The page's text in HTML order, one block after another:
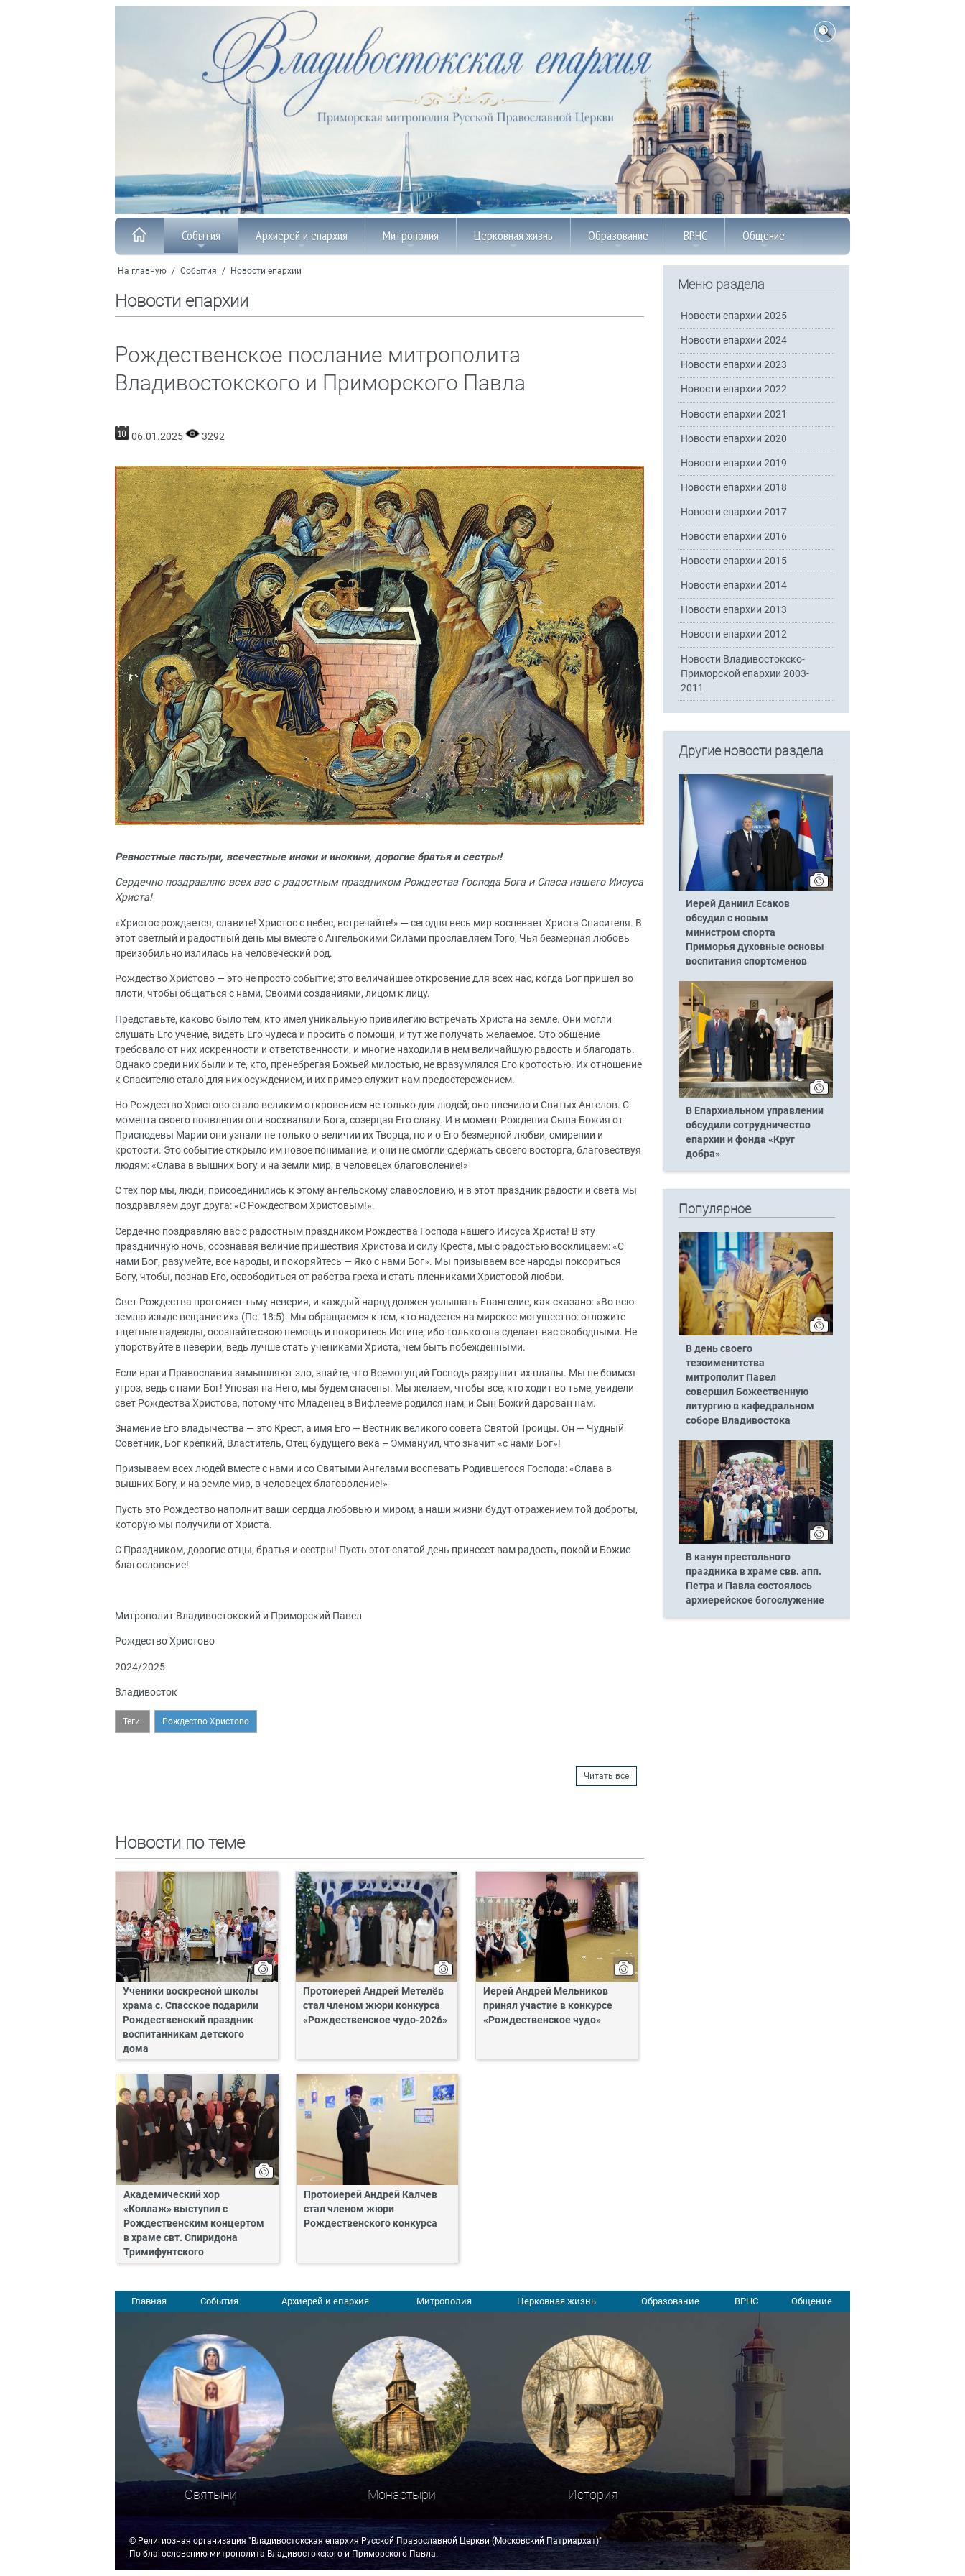
События Архиерей и епархия Митрополия Церковная жизнь Образование ВРНС Общение
На главную / События / Новости епархии
Новости епархии
Рождественское послание митрополита
Владивостокского и Приморского Павла
06.01.2025 3292
Ревностные пастыри, всечестные иноки и инокини, дорогие братья и сестры!
Сердечно поздравляю всех вас с радостным праздником Рождества Господа Бога и Спаса нашего Иисуса
Христа!
«Христос рождается, славите! Христос с небес, встречайте!» — сегодня весь мир воспевает Христа Спасителя. В
этот светлый и радостный день мы вместе с Ангельскими Силами прославляем Того, Чья безмерная любовь
преизобильно излилась на человеческий род.
Рождество Христово — это не просто событие; это величайшее откровение для всех нас, когда Бог пришел во
плоти, чтобы общаться с нами, Своими созданиями, лицом к лицу.
Представьте, каково было тем, кто имел уникальную привилегию встречать Христа на земле. Они могли
слушать Его учение, видеть Его чудеса и просить о помощи, и тут же получать желаемое. Это общение
требовало от них искренности и ответственности, и многие находили в нем величайшую радость и благодать.
Однако среди них были и те, кто, пренебрегая Божьей милостью, не вразумлялся Его кротостью. Их отношение
к Спасителю стало для них осуждением, и их пример служит нам предостережением.
Но Рождество Христово стало великим откровением не только для людей; оно пленило и Святых Ангелов. С
момента своего появления они восхваляли Бога, созерцая Его славу. И в момент Рождения Сына Божия от
Приснодевы Марии они узнали не только о величии их Творца, но и о Его безмерной любви, смирении и
кротости. Это событие открыло им новое понимание, и они не смогли сдержать своего восторга, благовествуя
людям: «Слава в вышних Богу и на земли мир, в человецех благоволение!»
С тех пор мы, люди, присоединились к этому ангельскому славословию, и в этот праздник радости и света мы
поздравляем друг друга: «С Рождеством Христовым!».
Сердечно поздравляю вас с радостным праздником Рождества Господа нашего Иисуса Христа! В эту
праздничную ночь, осознавая величие пришествия Христова и силу Креста, мы с радостью восклицаем: «С
нами Бог, разумейте, все народы, и покоряйтесь — Яко с нами Бог». Мы призываем все народы покориться
Богу, чтобы, познав Его, освободиться от рабства греха и стать пленниками Христовой любви.
Свет Рождества прогоняет тьму неверия, и каждый народ должен услышать Евангелие, как сказано: «Во всю
землю изыде вещание их» (Пс. 18:5). Мы обращаемся к тем, кто надеется на мирское могущество: отложите
тщетные надежды, осознайте свою немощь и покоритесь Истине, ибо только она сделает вас свободными. Не
упорствуйте в неверии, ведь лучше стать учениками Христа, чем быть побежденными.
Если враги Православия замышляют зло, знайте, что Всемогущий Господь разрушит их планы. Мы не боимся
угроз, ведь с нами Бог! Уповая на Него, мы будем спасены. Мы желаем, чтобы все, кто ходит во тьме, увидели
свет Рождества Христова, потому что Младенец в Вифлееме родился нам, и Сын Божий дарован нам.
Знамение Его владычества — это Крест, а имя Его — Вестник великого совета Святой Троицы. Он — Чудный
Советник, Бог крепкий, Властитель, Отец будущего века – Эммануил, что значит «с нами Бог»!
Призываем всех людей вместе с нами и со Святыми Ангелами воспевать Родившегося Господа: «Слава в
вышних Богу, и на земле мир, в человецех благоволение!»
Пусть это Рождество наполнит ваши сердца любовью и миром, а наши жизни будут отражением той доброты,
которую мы получили от Христа.
С Праздником, дорогие отцы, братья и сестры! Пусть этот святой день принесет вам радость, покой и Божие
благословение!
Митрополит Владивостокский и Приморский Павел
Рождество Христово
2024/2025
Владивосток
Теги: Рождество Христово
Читать все
Новости по теме
Ученики воскресной школы
храма с. Спасское подарили
Рождественский праздник
воспитанникам детского
дома
Протоиерей Андрей Метелёв
стал членом жюри конкурса
«Рождественское чудо-2026»
Иерей Андрей Мельников
принял участие в конкурсе
«Рождественское чудо»
Академический хор
«Коллаж» выступил с
Рождественским концертом
в храме свт. Спиридона
Тримифунтского
Протоиерей Андрей Калчев
стал членом жюри
Рождественского конкурса
Меню раздела
Новости епархии 2025
Новости епархии 2024
Новости епархии 2023
Новости епархии 2022
Новости епархии 2021
Новости епархии 2020
Новости епархии 2019
Новости епархии 2018
Новости епархии 2017
Новости епархии 2016
Новости епархии 2015
Новости епархии 2014
Новости епархии 2013
Новости епархии 2012
Новости Владивостокско-
Приморской епархии 2003-
2011
Другие новости раздела
Иерей Даниил Есаков
обсудил с новым
министром спорта
Приморья духовные основы
воспитания спортсменов
В Епархиальном управлении
обсудили сотрудничество
епархии и фонда «Круг
добра»
Популярное
В день своего
тезоименитства
митрополит Павел
совершил Божественную
литургию в кафедральном
соборе Владивостока
В канун престольного
праздника в храме свв. апп.
Петра и Павла состоялось
архиерейское богослужение
Главная События Архиерей и епархия Митрополия Церковная жизнь Образование ВРНС Общение
Святыни Монастыри История
© Религиозная организация "Владивостокская епархия Русской Православной Церкви (Московский Патриархат)"
По благословению митрополита Владивостокского и Приморского Павла.